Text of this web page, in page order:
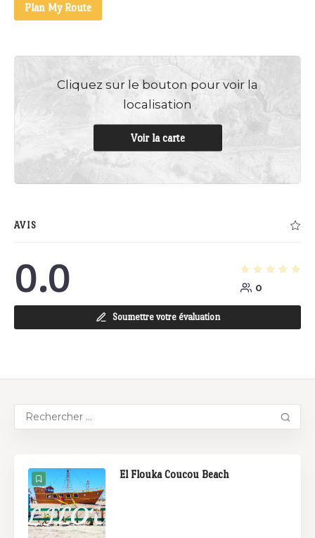
Plan My Route
Cliquez sur le bouton pour voir la
localisation
Voir la carte
AVIS
0.0 0
Soumettre votre évaluation
El Flouka Coucou Beach